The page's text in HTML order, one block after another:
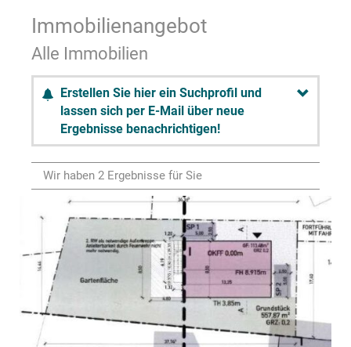
Immobilien­angebot
Alle Immobilien
Erstellen Sie hier ein Suchprofil und
lassen sich per E-Mail über neue
Ergebnisse benachrichtigen!
Wir haben 2 Ergebnisse für Sie